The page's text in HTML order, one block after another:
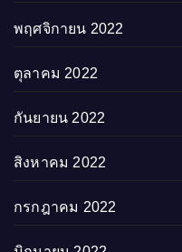
พฤศจิกายน 2022
ตุลาคม 2022
กันยายน 2022
สิงหาคม 2022
กรกฎาคม 2022